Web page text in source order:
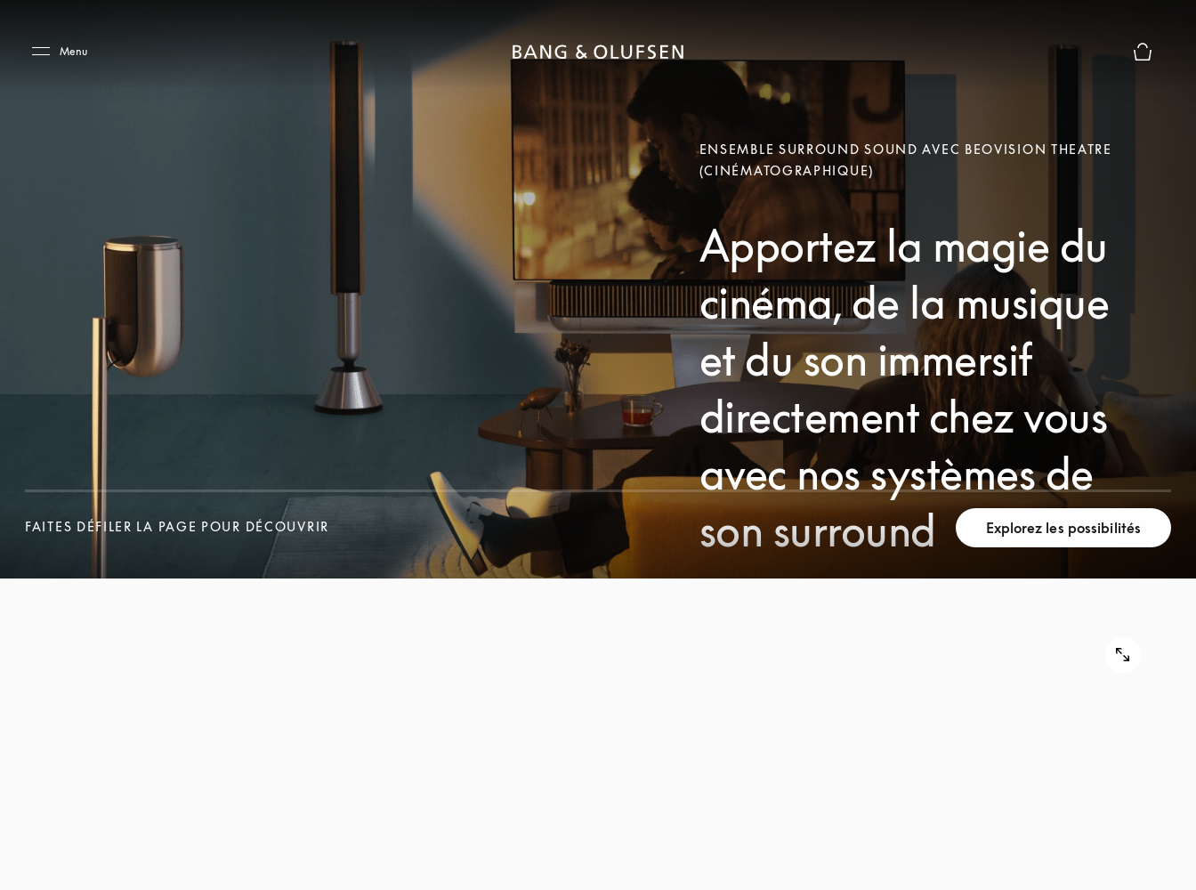
Menu
ENSEMBLE SURROUND SOUND AVEC BEOVISION THEATRE
(CINÉMATOGRAPHIQUE)
Apportez la magie du
cinéma, de la musique
et du son immersif
directement chez vous
avec nos systèmes de
son surround
FAITES DÉFILER LA PAGE POUR DÉCOUVRIR
FAITES DÉFILER LA PAGE POUR DÉCOUVRIR
Explorez les possibilités